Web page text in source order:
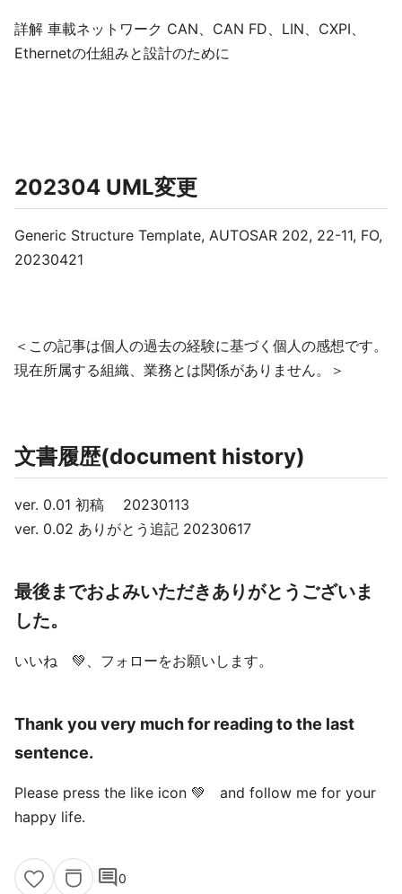
詳解 車載ネットワーク CAN、CAN FD、LIN、CXPI、
Ethernetの仕組みと設計のために
202304 UML変更
Generic Structure Template, AUTOSAR 202, 22-11, FO,
20230421
＜この記事は個人の過去の経験に基づく個人の感想です。
現在所属する組織、業務とは関係がありません。＞
文書履歴(document history)
ver. 0.01 初稿 20230113
ver. 0.02 ありがとう追記 20230617
最後までおよみいただきありがとうございま
した。
いいね 💚、フォローをお願いします。
Thank you very much for reading to the last
sentence.
Please press the like icon 💚 and follow me for your
happy life.
comment0